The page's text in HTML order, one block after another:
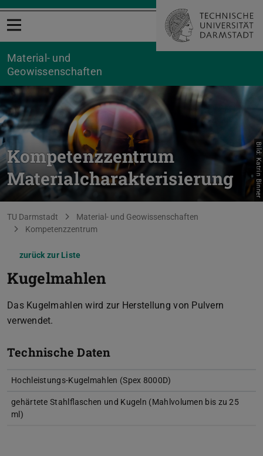
Menü öffnen
Material- und
Geowissenschaften
Kompetenzzentrum
Materialcharakterisierung
Bild: Katrin Binner
Sie befinden sich hier:
TU Darmstadt
Material- und Geowissenschaften
Kompetenzzentrum
zurück zur Liste
Kugelmahlen
Das Kugelmahlen wird zur Herstellung von Pulvern
verwendet.
Technische Daten
Hochleistungs-Kugelmahlen (Spex 8000D)
gehärtete Stahlflaschen und Kugeln (Mahlvolumen bis zu 25
ml)